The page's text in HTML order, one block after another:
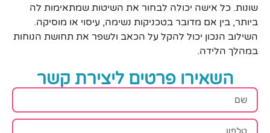
שונות. כל אישה יכולה לבחור את השיטות שמתאימות לה
ביותר, בין אם מדובר בטכניקות נשימה, עיסוי או מוסיקה.
השילוב הנכון יכול להקל על הכאב ולשפר את תחושת הנוחות
במהלך הלידה.
השאירו פרטים ליצירת קשר